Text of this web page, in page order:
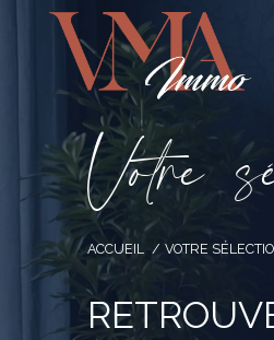
Votre s
ACCUEIL VOTRE